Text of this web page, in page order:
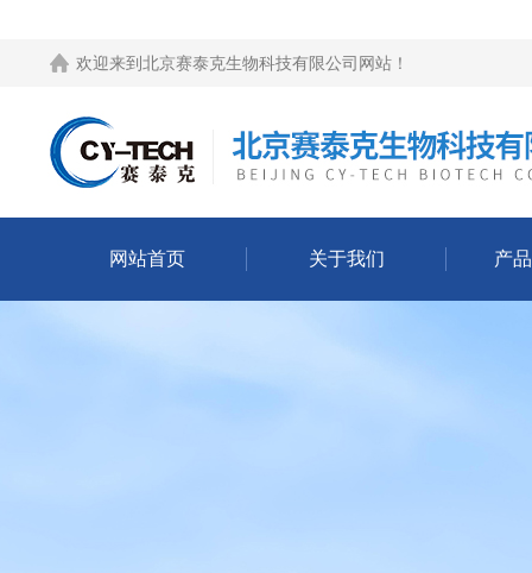
欢迎来到 北京赛泰克生物科技有限公司网站 ！
网站首页 关于我们 产